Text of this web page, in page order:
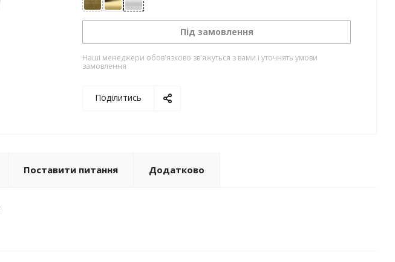
АнтикЗолото
Хром
Під замовлення
Наші менеджери обов'язково зв'яжуться з вами і уточнять умови
замовлення
Поділитись
Поставити питання Додатково